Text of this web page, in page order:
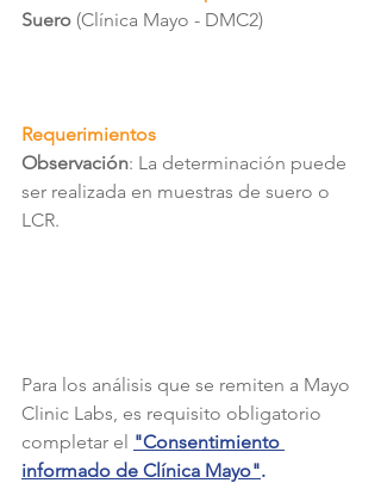
Suero (Clínica Mayo - DMC2)
Requerimientos
Observación: La determinación puede
ser realizada en muestras de suero o
LCR.
Para los análisis que se remiten a Mayo
Clinic Labs, es requisito obligatorio
completar el "Consentimiento
informado de Clínica Mayo".